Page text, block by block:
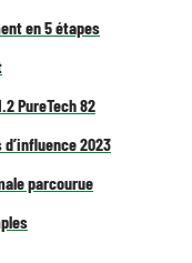
en 5 étapes
PureTech 82
2023
parcourue